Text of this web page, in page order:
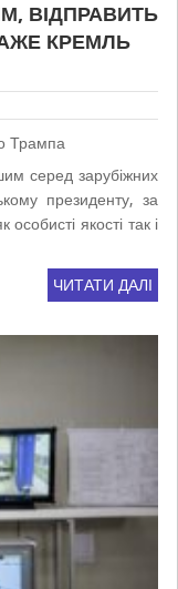
ВІДПРАВИТЬ
КРЕМЛЬ
Трампа
серед зарубіжних
президенту, за
якості так і
ЧИТАТИ ДАЛІ